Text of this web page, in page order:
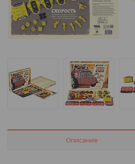
Описание